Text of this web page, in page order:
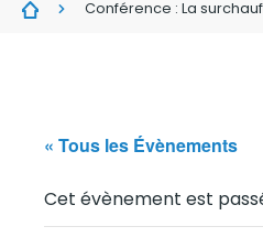
Conférence : La
« Tous les Évènements
Cet évènement est